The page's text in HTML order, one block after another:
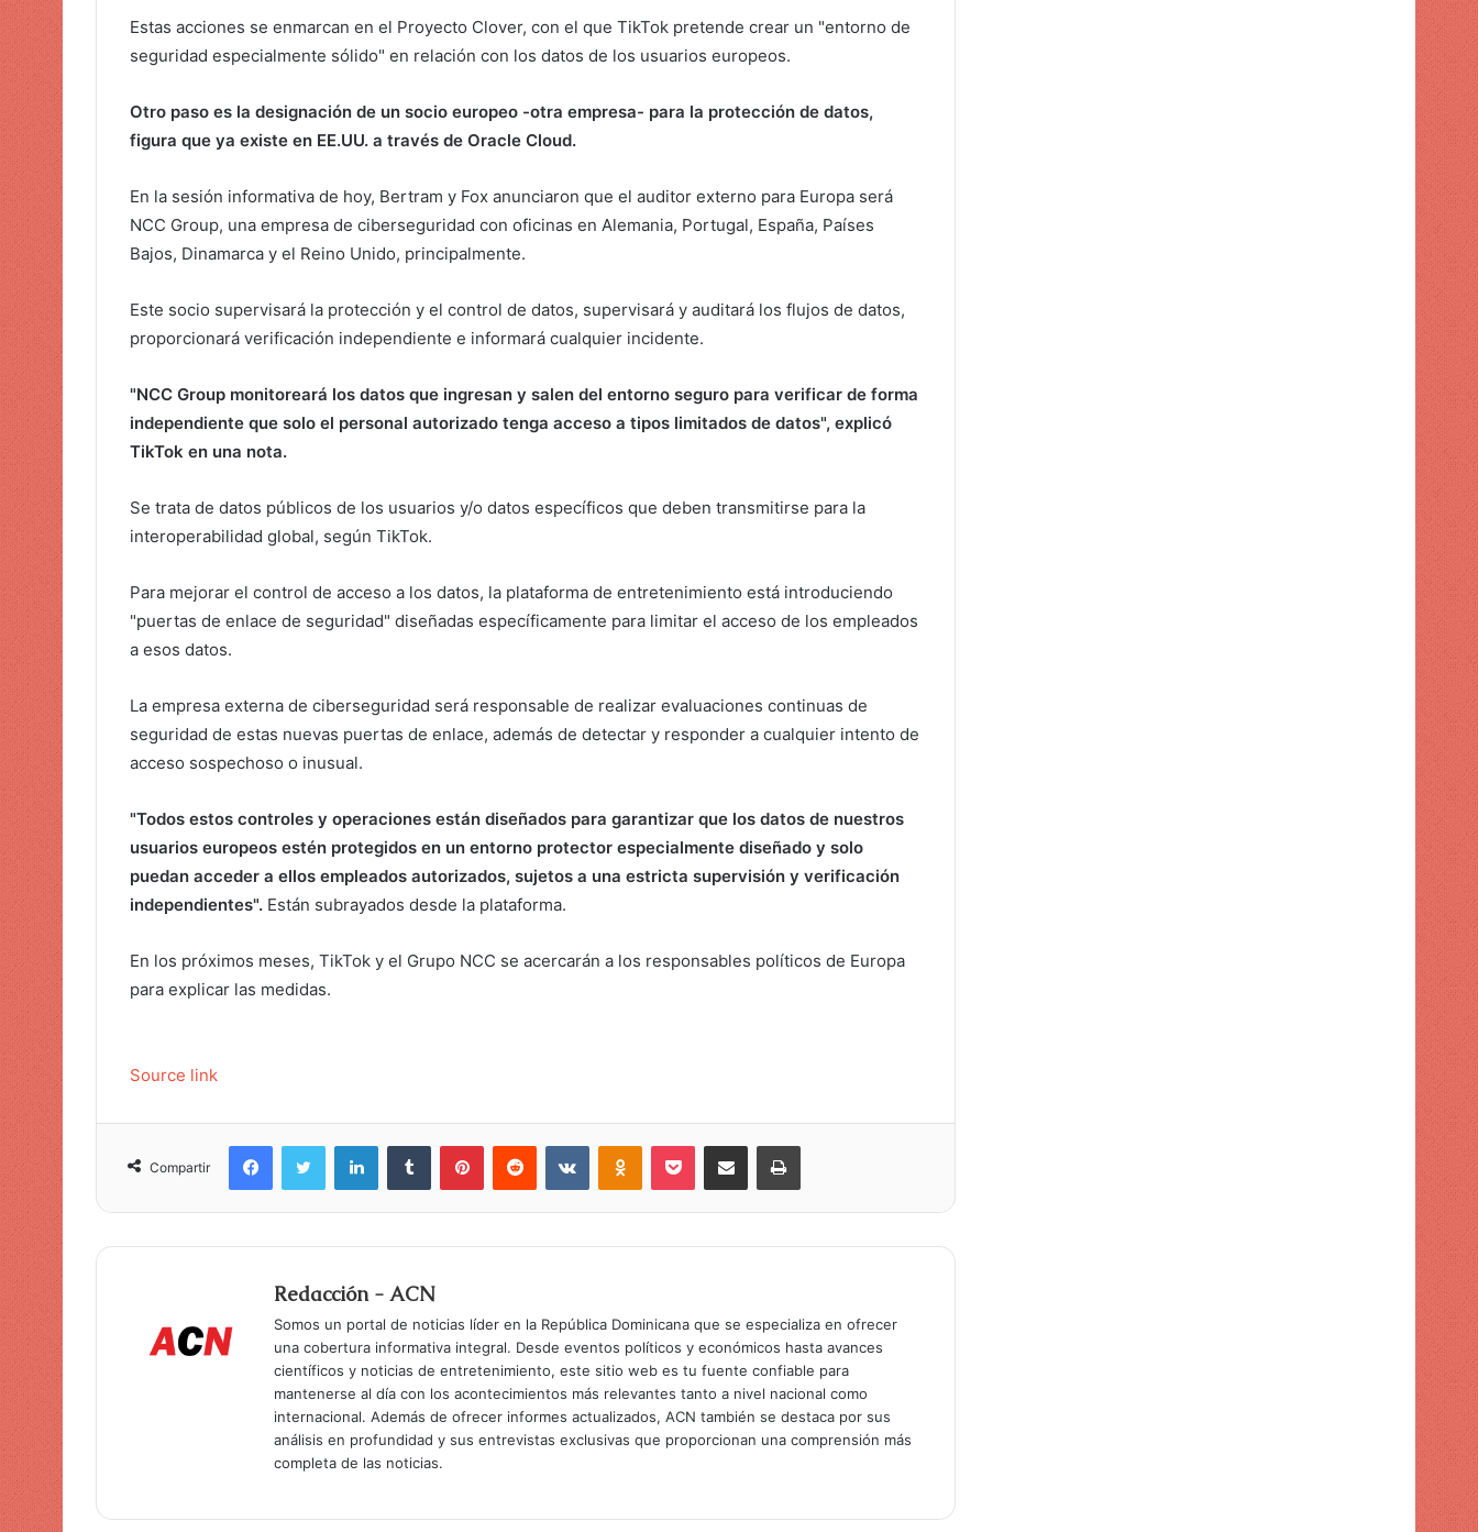
Estas acciones se enmarcan en el Proyecto Clover, con el que TikTok pretende crear un "entorno de
seguridad especialmente sólido" en relación con los datos de los usuarios europeos.
Otro paso es la designación de un socio europeo -otra empresa- para la protección de datos,
figura que ya existe en EE.UU. a través de Oracle Cloud.
En la sesión informativa de hoy, Bertram y Fox anunciaron que el auditor externo para Europa será
NCC Group, una empresa de ciberseguridad con oficinas en Alemania, Portugal, España, Países
Bajos, Dinamarca y el Reino Unido, principalmente.
Este socio supervisará la protección y el control de datos, supervisará y auditará los flujos de datos,
proporcionará verificación independiente e informará cualquier incidente.
"NCC Group monitoreará los datos que ingresan y salen del entorno seguro para verificar de forma
independiente que solo el personal autorizado tenga acceso a tipos limitados de datos", explicó
TikTok en una nota.
Se trata de datos públicos de los usuarios y/o datos específicos que deben transmitirse para la
interoperabilidad global, según TikTok.
Para mejorar el control de acceso a los datos, la plataforma de entretenimiento está introduciendo
"puertas de enlace de seguridad" diseñadas específicamente para limitar el acceso de los empleados
a esos datos.
La empresa externa de ciberseguridad será responsable de realizar evaluaciones continuas de
seguridad de estas nuevas puertas de enlace, además de detectar y responder a cualquier intento de
acceso sospechoso o inusual.
"Todos estos controles y operaciones están diseñados para garantizar que los datos de nuestros
usuarios europeos estén protegidos en un entorno protector especialmente diseñado y solo
puedan acceder a ellos empleados autorizados, sujetos a una estricta supervisión y verificación
independientes". Están subrayados desde la plataforma.
En los próximos meses, TikTok y el Grupo NCC se acercarán a los responsables políticos de Europa
para explicar las medidas.
Source link
Compartir
Redacción - ACN
Somos un portal de noticias líder en la República Dominicana que se especializa en ofrecer
una cobertura informativa integral. Desde eventos políticos y económicos hasta avances
científicos y noticias de entretenimiento, este sitio web es tu fuente confiable para
mantenerse al día con los acontecimientos más relevantes tanto a nivel nacional como
internacional. Además de ofrecer informes actualizados, ACN también se destaca por sus
análisis en profundidad y sus entrevistas exclusivas que proporcionan una comprensión más
completa de las noticias.